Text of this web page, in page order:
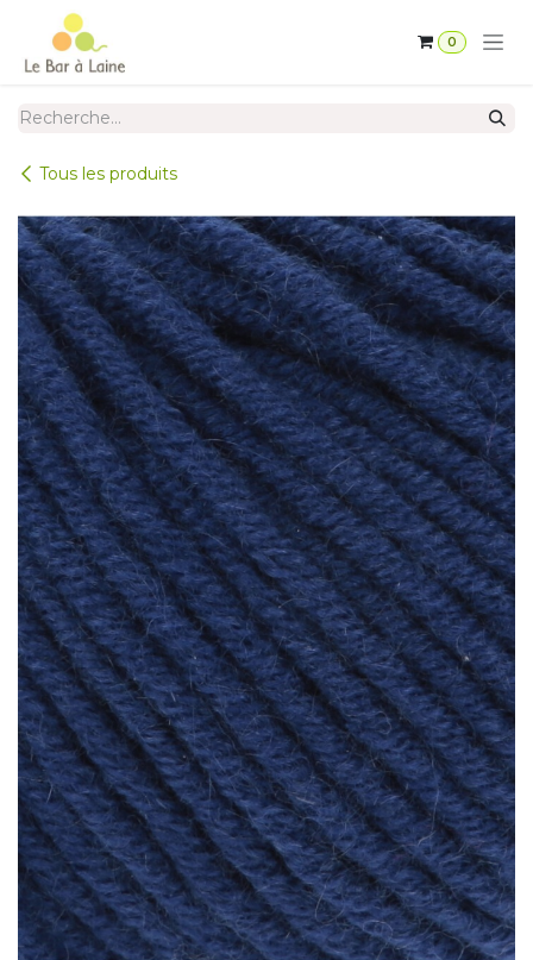
Se rendre au contenu
0
Tous les produits